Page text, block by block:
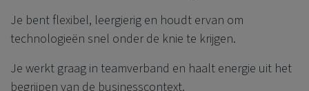
Je bent flexibel, leergierig en houdt ervan om
technologieën snel onder de knie te krijgen.
Je werkt graag in teamverband en haalt energie uit het
begrijpen van de businesscontext.